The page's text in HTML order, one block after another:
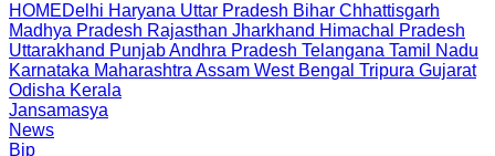
HOMEDelhi Haryana Uttar Pradesh Bihar Chhattisgarh
Madhya Pradesh Rajasthan Jharkhand Himachal Pradesh
Uttarakhand PunjabAndhra Pradesh Telangana Tamil Nadu
Karnataka Maharashtra Assam West Bengal Tripura Gujarat
Odisha Kerala
Jansamasya
News
Bjp